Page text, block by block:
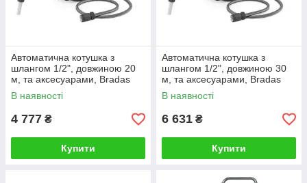
Автоматична котушка з
шлангом 1/2", довжиною 20
м, та аксесуарами, Bradas
(Польща)
В наявності
4 777 ₴
Купити
Автоматична котушка з
шлангом 1/2", довжиною 30
м, та аксесуарами, Bradas
(Польща)
В наявності
6 631 ₴
Купити